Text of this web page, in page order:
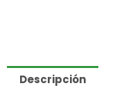
Descripción